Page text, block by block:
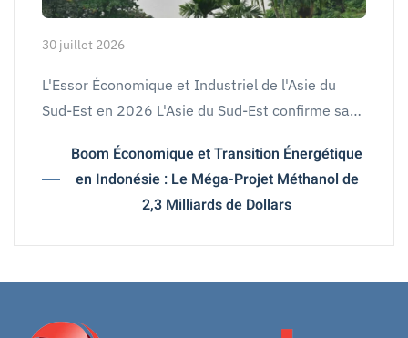
30 juillet 2026
L'Essor Économique et Industriel de l'Asie du
Sud-Est en 2026 L'Asie du Sud-Est confirme sa…
Boom Économique et Transition Énergétique
en Indonésie : Le Méga-Projet Méthanol de
2,3 Milliards de Dollars